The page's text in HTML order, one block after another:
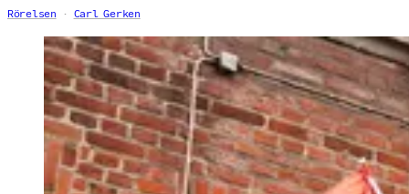
Rörelsen Carl Gerken